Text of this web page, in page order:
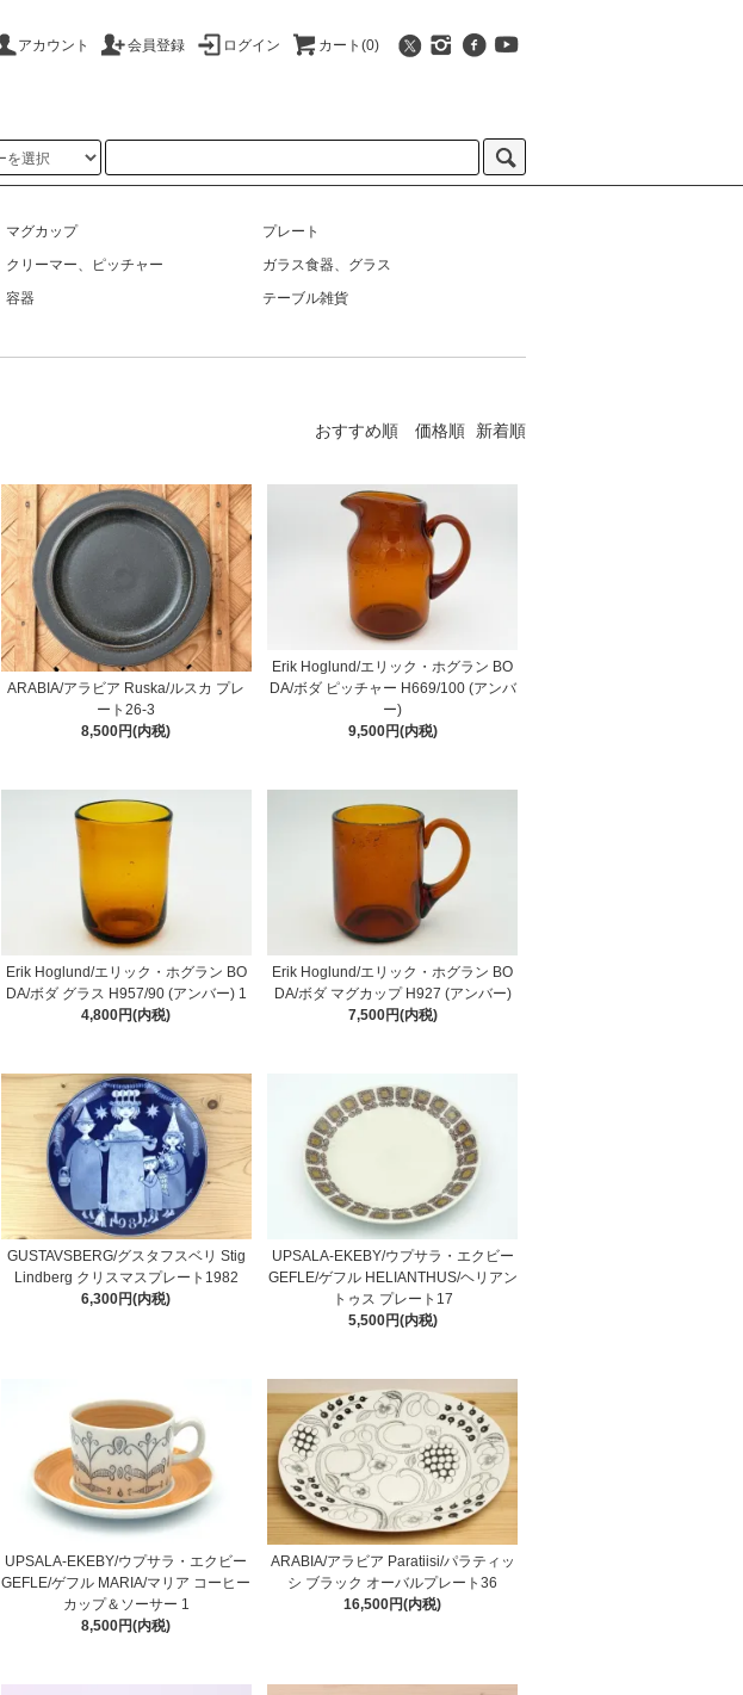
アカウント 会員登録 ログイン カート(0)
マグカップ
プレート
クリーマー、ピッチャー
ガラス食器、グラス
容器 テーブル雑貨
おすすめ順 価格順 新着順
ARABIA/アラビア Ruska/ルスカ プレ
ート26-3
8,500円(内税)
Erik Hoglund/エリック・ホグラン BO
DA/ボダ ピッチャー H669/100 (アンバ
ー)
9,500円(内税)
Erik Hoglund/エリック・ホグラン BO
DA/ボダ グラス H957/90 (アンバー) 1
4,800円(内税)
Erik Hoglund/エリック・ホグラン BO
DA/ボダ マグカップ H927 (アンバー)
7,500円(内税)
GUSTAVSBERG/グスタフスベリ Stig
Lindberg クリスマスプレート1982
6,300円(内税)
UPSALA-EKEBY/ウプサラ・エクビー
GEFLE/ゲフル HELIANTHUS/ヘリアン
トゥス プレート17
5,500円(内税)
UPSALA-EKEBY/ウプサラ・エクビー
GEFLE/ゲフル MARIA/マリア コーヒー
カップ＆ソーサー 1
8,500円(内税)
ARABIA/アラビア Paratiisi/パラティッ
シ ブラック オーバルプレート36
16,500円(内税)